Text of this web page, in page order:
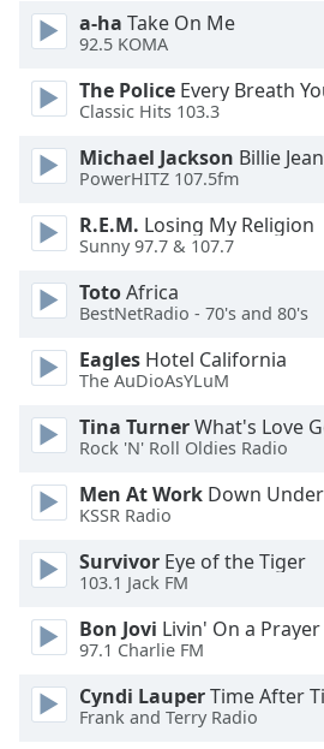
subtitles
opens
subtitles
dialog
subtitles
off
selected
Audio
Track
Picture-
in-
Fullscreen
This
modal
window.
dialog
window.
Escape
a-ha Take On Me
92.5 KOMA
The Police Every Breath
Classic Hits 103.3
Michael Jackson Billie Jean
PowerHITZ 107.5fm
R.E.M. Losing My Religion
Sunny 97.7 & 107.7
TotoAfrica
BestNetRadio - 70's and 80's
Eagles Hotel California
The AuDioAsYLuM
Tina TurnerWhat's Love
Rock 'N' Roll Oldies Radio
Men At Work Down Under
KSSR Radio
Survivor Eye of the Tiger
103.1 Jack FM
Bon Jovi Livin' On a Prayer
97.1 Charlie FM
Cyndi LauperTime After
Frank and Terry Radio